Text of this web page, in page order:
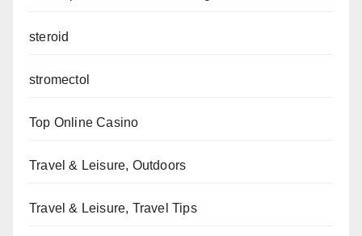
steroid
stromectol
Top Online Casino
Travel & Leisure, Outdoors
Travel & Leisure, Travel Tips